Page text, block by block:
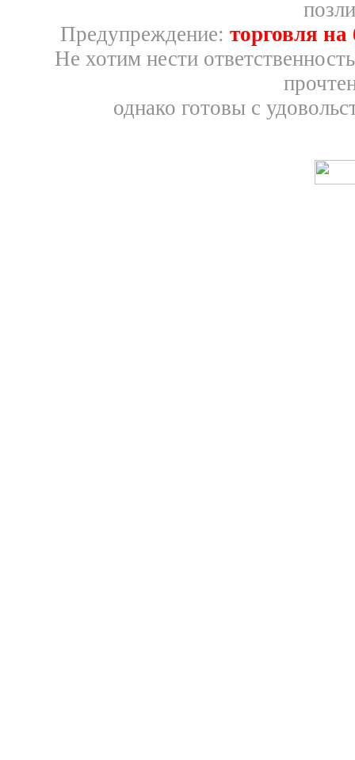
Предупреждение: торговля
Не хотим нести
однако готовы с